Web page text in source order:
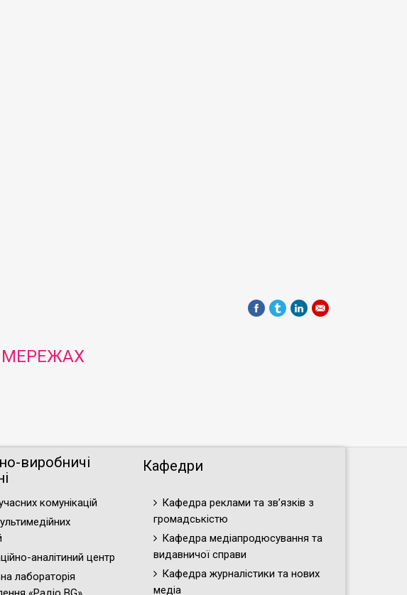
МЕРЕЖАХ
виробничі
комунікацій
аналітиний центр
лабораторія
Кафедри
Кафедра реклами та зв’язків з
громадськістю
Кафедра медіапродюсування та
видавничої справи
Кафедра журналістики та нових
медіа